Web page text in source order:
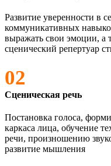
Развитие уверенности в
коммуникативных
выражать свои эмоции, а
сценический репертуар
02
Сценическая речь
Постановка голоса,
каркаса лица, обучение
речи, произношению
развитие мышления